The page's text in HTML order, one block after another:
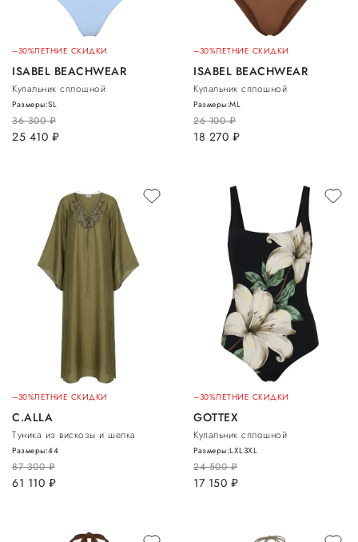
–30%ЛЕТНИЕ СКИДКИ
ISABEL BEACHWEAR
Купальник сплошной
36 300руб.
25 410 руб.
Размеры:SL
–30%ЛЕТНИЕ СКИДКИ
ISABEL BEACHWEAR
Купальник сплошной
26 100руб.
18 270 руб.
Размеры:ML
–30%ЛЕТНИЕ СКИДКИ
C.ALLA
Туника из вискозы и шелка
87 300руб.
61 110 руб.
Размеры:44
–30%ЛЕТНИЕ СКИДКИ
GOTTEX
Купальник сплошной
24 500руб.
17 150 руб.
Размеры:LXL3XL